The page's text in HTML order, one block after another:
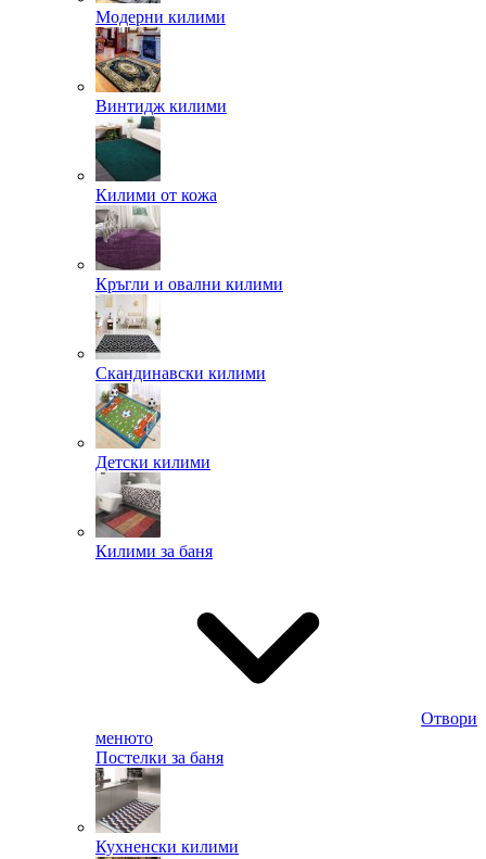
Модерни килими
Винтидж килими
Килими от кожа
Кръгли и овални килими
Скандинавски килими
Детски килими
Килими за баня
Отвори
менюто
Постелки за баня
Кухненски килими